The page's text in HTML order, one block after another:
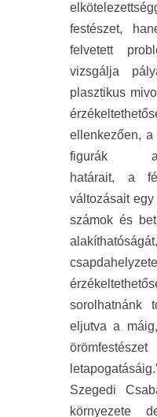
festészet,
felvetett
vizsgálja
plasztikus
ellenkezően, a
figurák
határait, a
változásait
számok és
sorolhatnánk
eljutva a
Szegedi
környezete